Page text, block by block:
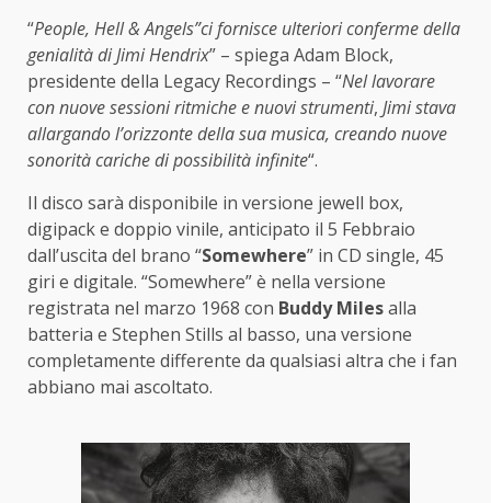
“People, Hell & Angels”ci fornisce ulteriori conferme della
genialità di Jimi Hendrix” – spiega Adam Block,
presidente della Legacy Recordings – “Nel lavorare
con nuove sessioni ritmiche e nuovi strumenti, Jimi stava
allargando l’orizzonte della sua musica, creando nuove
sonorità cariche di possibilità infinite“.
Il disco sarà disponibile in versione jewell box,
digipack e doppio vinile, anticipato il 5 Febbraio
dall’uscita del brano “Somewhere” in CD single, 45
giri e digitale. “Somewhere” è nella versione
registrata nel marzo 1968 con Buddy Milesalla
batteria e Stephen Stills al basso, una versione
completamente differente da qualsiasi altra che i fan
abbiano mai ascoltato.